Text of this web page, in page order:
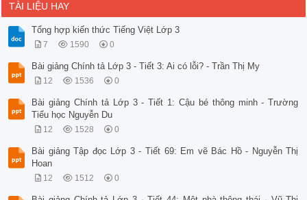
TÀI LIỆU HAY
Tổng hợp kiến thức Tiếng Việt Lớp 3
7 1590 0
Bài giảng Chính tả Lớp 3 - Tiết 3: Ai có lỗi? - Trần Thị My
12 1536 0
Bài giảng Chính tả Lớp 3 - Tiết 1: Cậu bé thông minh - Trường
Tiểu học Nguyễn Du
12 1528 0
Bài giảng Tập đọc Lớp 3 - Tiết 69: Em vẽ Bác Hồ - Nguyễn Thị
Hoan
12 1512 0